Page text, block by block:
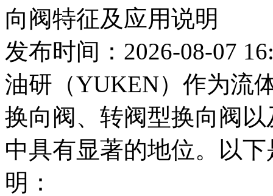
向阀特征及应用说明
发布时间：2026-08-07
油研（YUKEN）作为流
换向阀、转阀型换向阀
中具有显著的地位。以
明：